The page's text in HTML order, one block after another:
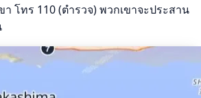
โทร 110 (ตำรวจ) พวกเขาจะประสาน